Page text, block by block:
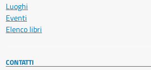
Luoghi
Eventi
Elenco libri
CONTATTI